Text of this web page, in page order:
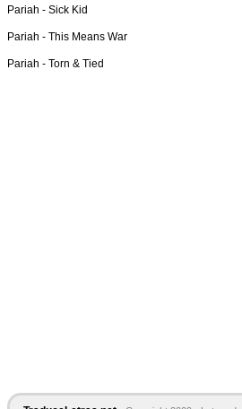
Pariah - Sick Kid
Pariah - This Means War
Pariah - Torn & Tied